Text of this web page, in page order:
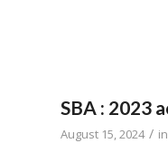
SBA : 2023
August 15, 2024 / in